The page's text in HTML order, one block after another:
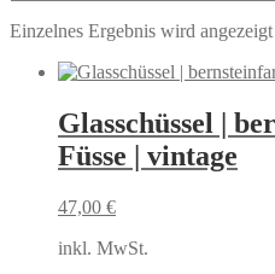
Einzelnes Ergebnis wird angezeigt
Glasschüssel |
Füsse | vintage
47,00 €
inkl. MwSt.